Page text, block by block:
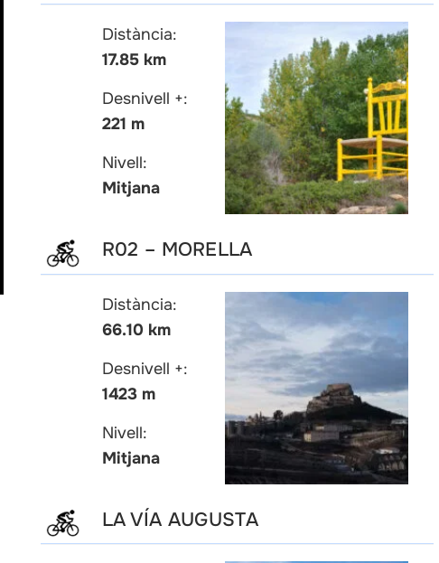
Distància:
17.85 km
Desnivell +:
221 m
Nivell:
Mitjana
R02 – MORELLA
Distància:
66.10 km
Desnivell +:
1423 m
Nivell:
Mitjana
LA VÍA AUGUSTA